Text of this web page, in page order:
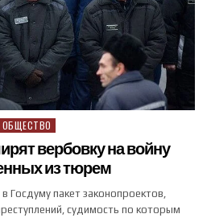
Posted in
ОБЩЕСТВО
вербовку на войну
из тюрем
Госдуму пакет законопроектов,
судимость по которым